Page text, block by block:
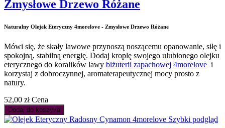
Zmysłowe Drzewo Różane
Naturalny Olejek Eteryczny 4morelove - Zmysłowe Drzewo Różane
Mówi się, że skały lawowe przynoszą noszącemu opanowanie, siłę i
spokojną, stabilną energię. Dodaj kroplę swojego ulubionego olejku
eterycznego do koralików lawy biżuterii zapachowej 4morelove i
korzystaj z dobroczynnej, aromaterapeutycznej mocy prosto z
natury.
52,00 zł Cena
Dodaj do koszyka
Szybki podgląd